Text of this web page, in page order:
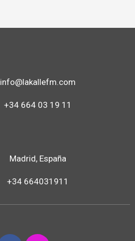
info@lakallefm.com
+34 664 03 19 11
Madrid, España
+34 664031911